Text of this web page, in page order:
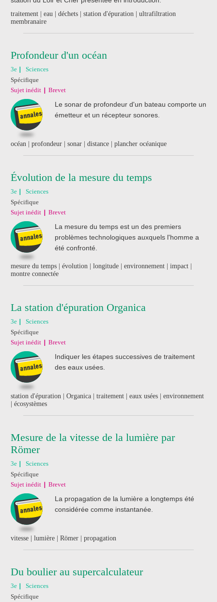
traitement | eau | déchets | station d'épuration | ultrafiltration
membranaire
Profondeur d'un océan
3e
Sciences
Spécifique
Sujet inédit
Brevet
Le sonar de profondeur d'un bateau comporte un
émetteur et un récepteur sonores.
océan | profondeur | sonar | distance | plancher océanique
Évolution de la mesure du temps
3e
Sciences
Spécifique
Sujet inédit
Brevet
La mesure du temps est un des premiers
problèmes technologiques auxquels l'homme a
été confronté.
mesure du temps | évolution | longitude | environnement | impact |
montre connectée
La station d'épuration Organica
3e
Sciences
Spécifique
Sujet inédit
Brevet
Indiquer les étapes successives de traitement
des eaux usées.
station d'épuration | Organica | traitement | eaux usées | environnement
| écosystèmes
Mesure de la vitesse de la lumière par
Römer
3e
Sciences
Spécifique
Sujet inédit
Brevet
La propagation de la lumière a longtemps été
considérée comme instantanée.
vitesse | lumière | Römer | propagation
Du boulier au supercalculateur
3e
Sciences
Spécifique